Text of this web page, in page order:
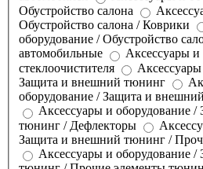
Обустройство салона
Обустройство салона / Коврики
оборудование / Обустройство
автомобильные
Аксессуары
стеклоочистителя
Защита и внешний тюнинг
оборудование / Защита и
Аксессуары и оборудование
тюнинг / Дефлекторы
Защита и внешний тюнинг /
Аксессуары и оборудование